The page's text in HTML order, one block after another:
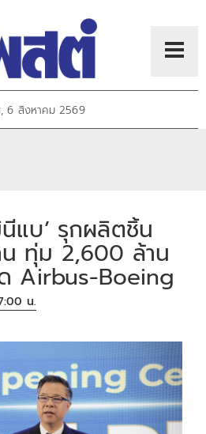
6 สิงหาคม 2569
แบ’ รุกผลิตชิ้น
ทุ่ม 2,600 ล้าน
ด Airbus-Boeing
น.